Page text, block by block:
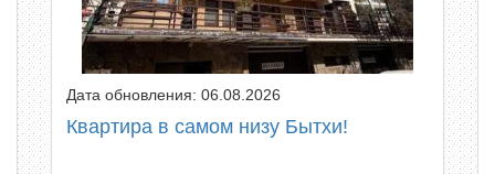
Дата обновления: 06.08.2026
Квартира в самом низу Бытхи!